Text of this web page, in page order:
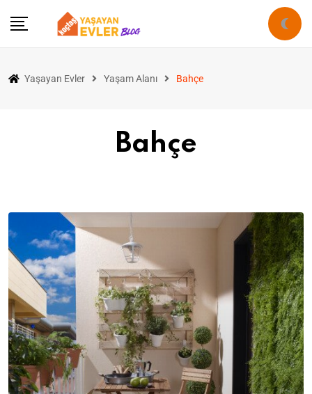
Yaşayan Evler Yaşam Alanı Bahçe
Bahçe